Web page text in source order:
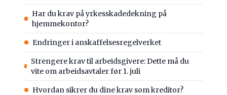
Har du krav på yrkesskadedekning på
hjemmekontor?
Endringer i anskaffelsesregelverket
Strengere krav til arbeidsgivere: Dette må du
vite om arbeidsavtaler før 1. juli
Hvordan sikrer du dine krav som kreditor?